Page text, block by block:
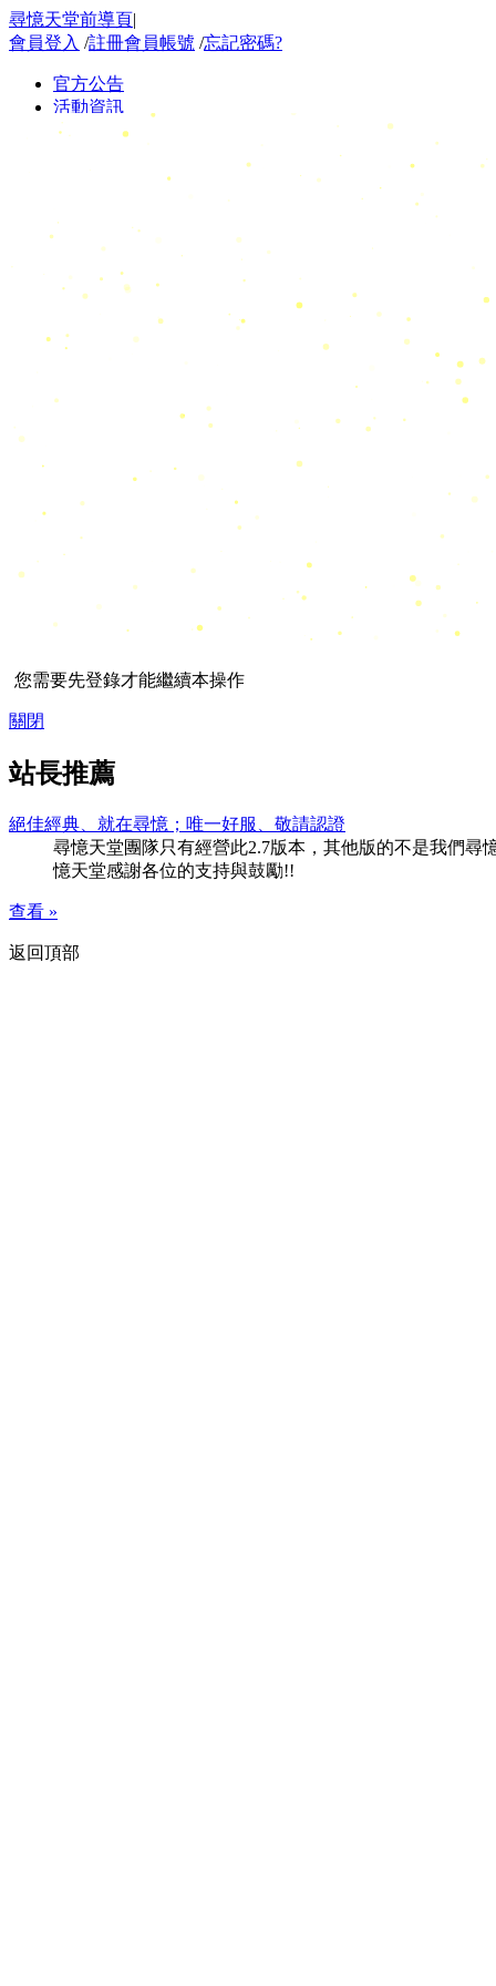
尋憶天堂前導頁|
會員登入 /註冊會員帳號 /忘記密碼?
您需要先登錄才能繼續本操作
關閉
站長推薦
絕佳經典、就在尋憶；唯一好服、敬請認證
尋憶天堂團隊只有經營此2.7版本，其他版的不是我們尋
憶天堂感謝各位的支持與鼓勵!!
查看 »
返回頂部